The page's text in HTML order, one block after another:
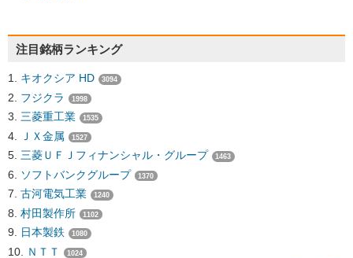
注目銘柄ランキング
キオクシア HD 3094
フジクラ 1998
三菱重工業 1535
ＪＸ金属 1527
三菱ＵＦＪフィナンシャル・グループ 1463
ソフトバンクグループ 1370
古河電気工業 1240
村田製作所 1102
日本製鉄 1080
ＮＴＴ 1024